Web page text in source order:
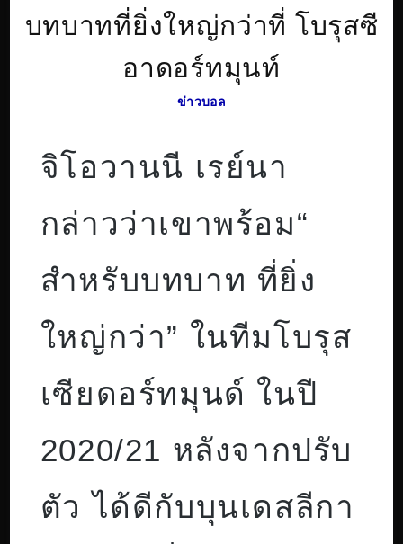
บทบาทที่ยิ่งใหญ่กว่าที่ โบรุสซี
อาดอร์ทมุนท์
ข่าวบอล
จิโอวานนี เรย์นา
กล่าวว่าเขาพร้อม“
สำหรับบทบาท ที่ยิ่ง
ใหญ่กว่า” ในทีมโบรุส
เซียดอร์ทมุนด์ ในปี
2020/21 หลังจากปรับ
ตัว ได้ดีกับบุนเดสลีกา